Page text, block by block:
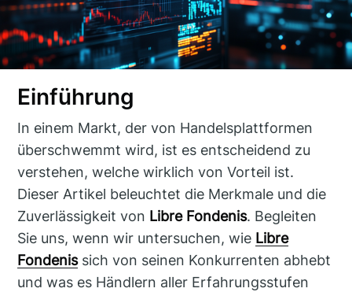
Einführung
In einem Markt, der von Handelsplattformen
überschwemmt wird, ist es entscheidend zu
verstehen, welche wirklich von Vorteil ist.
Dieser Artikel beleuchtet die Merkmale und die
Zuverlässigkeit von Libre Fondenis. Begleiten
Sie uns, wenn wir untersuchen, wie Libre
Fondenissich von seinen Konkurrenten abhebt
und was es Händlern aller Erfahrungsstufen